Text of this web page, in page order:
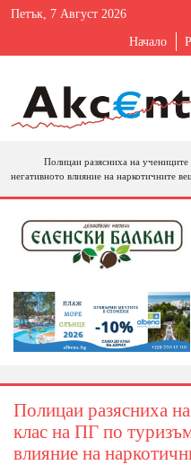
Петък, 7 Август 2026
Начало
Полицаи разясниха на
негативното влияние на наркотичните
Полицаи разясниха
клас на ПГ по
влияние на